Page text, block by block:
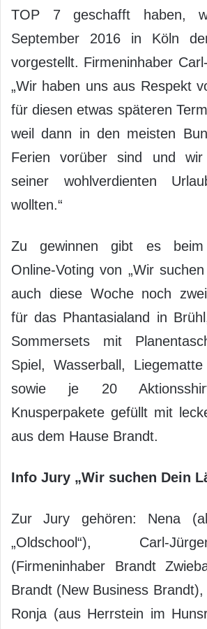
TOP 7 geschafft haben,
September 2016 in Köln
vorgestellt. Firmeninhaber
„Wir haben uns aus Respekt
für diesen etwas späteren
weil dann in den meisten
Ferien vorüber sind und wir
seiner wohlverdienten
wollten.“
Zu gewinnen gibt es beim
Online-Voting von „Wir
auch diese Woche noch
für das Phantasialand in
Sommersets mit
Spiel, Wasserball,
sowie je 20
Knusperpakete gefüllt mit
aus dem Hause Brandt.
Info Jury „Wir suchen Dein
Zur Jury gehören: Nena
„Oldschool“), Carl-
(Firmeninhaber Brandt
Brandt (New Business
Ronja (aus Herrstein im